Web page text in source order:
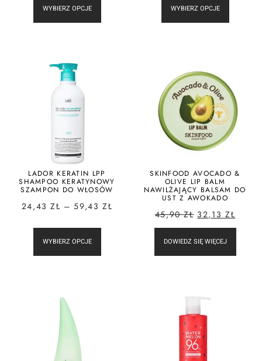
WYBIERZ OPCJE WYBIERZ OPCJE
LADOR KERATIN LPP
SHAMPOO KERATYNOWY
SZAMPON DO WŁOSÓW
24,43ZŁ – 59,43ZŁ
WYBIERZ OPCJE
SKINFOOD AVOCADO &
OLIVE LIP BALM
NAWILŻAJĄCY BALSAM DO
UST Z AWOKADO
45,90ZŁ 32,13 ZŁ
DOWIEDZ SIĘ WIĘCEJ